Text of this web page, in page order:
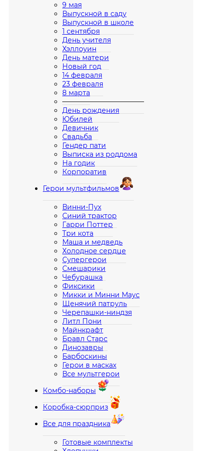
9 мая
Выпускной в саду
Выпускной в школе
1 сентября
День учителя
Хэллоуин
День матери
Новый год
14 февраля
23 февраля
8 марта
————————————
День рождения
Юбилей
Девичник
Свадьба
Гендер пати
Выписка из роддома
На годик
Корпоратив
Герои мультфильмов
Винни-Пух
Синий трактор
Гарри Поттер
Три кота
Маша и медведь
Холодное сердце
Супергерои
Смешарики
Чебурашка
Фиксики
Микки и Минни Маус
Щенячий патруль
Черепашки-ниндзя
Литл Пони
Майнкрафт
Бравл Старс
Динозавры
Барбоскины
Герои в масках
Все мультгерои
Комбо-наборы
Коробка-сюрприз
Все для праздника
Готовые комплекты